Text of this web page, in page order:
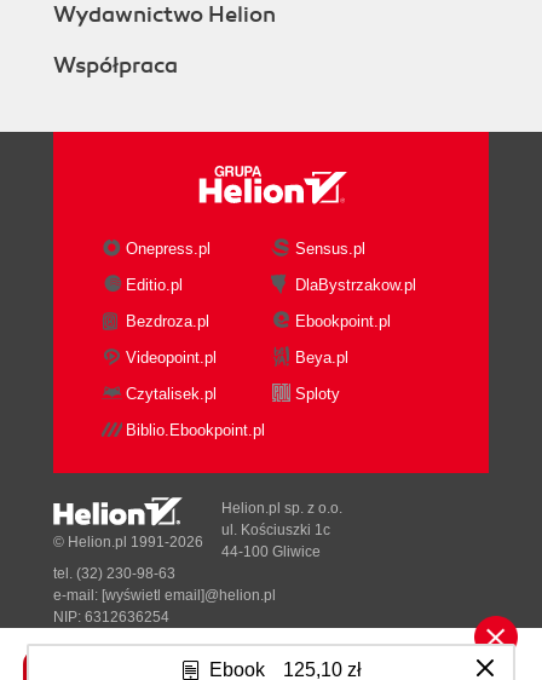
Ebook 125,10 zł
Wydawnictwo Helion
Współpraca
Onepress.pl
Sensus.pl
Editio.pl
DlaBystrzakow.pl
Bezdroza.pl
Ebookpoint.pl
Videopoint.pl
Beya.pl
Czytalisek.pl
Sploty
Biblio.Ebookpoint.pl
Tonik.pl
© Helion.pl 1991-2026
Helion.pl sp. z o.o.
ul. Kościuszki 1c
44-100 Gliwice
tel. (32) 230-98-63
e-mail: [wyświetl email]@helion.pl
NIP: 6312636254